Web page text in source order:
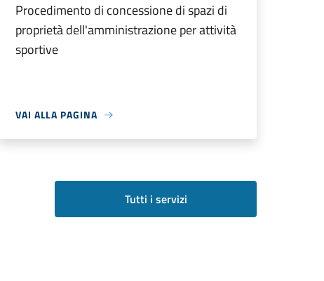
Procedimento di concessione di spazi di
proprietà dell'amministrazione per attività
sportive
VAI ALLA PAGINA
Tutti i servizi